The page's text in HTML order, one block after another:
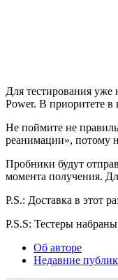
Для тестирования уже
Power. В приоритете
Не поймите не
реанимации», потому
Пробники будут
момента получения.
P.S.: Доставка в этот
P.S.S: Тестеры
Об авторе
Недавние